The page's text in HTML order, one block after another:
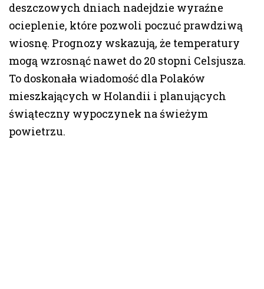
deszczowych dniach nadejdzie wyraźne
ocieplenie, które pozwoli poczuć prawdziwą
wiosnę. Prognozy wskazują, że temperatury
mogą wzrosnąć nawet do 20 stopni Celsjusza.
To doskonała wiadomość dla Polaków
mieszkających w Holandii i planujących
świąteczny wypoczynek na świeżym
powietrzu.